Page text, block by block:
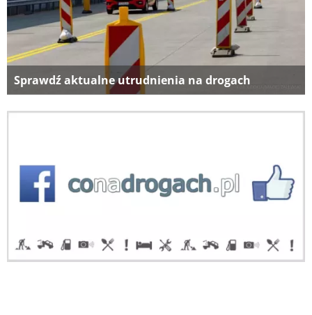
Sprawdź aktualne utrudnienia na drogach